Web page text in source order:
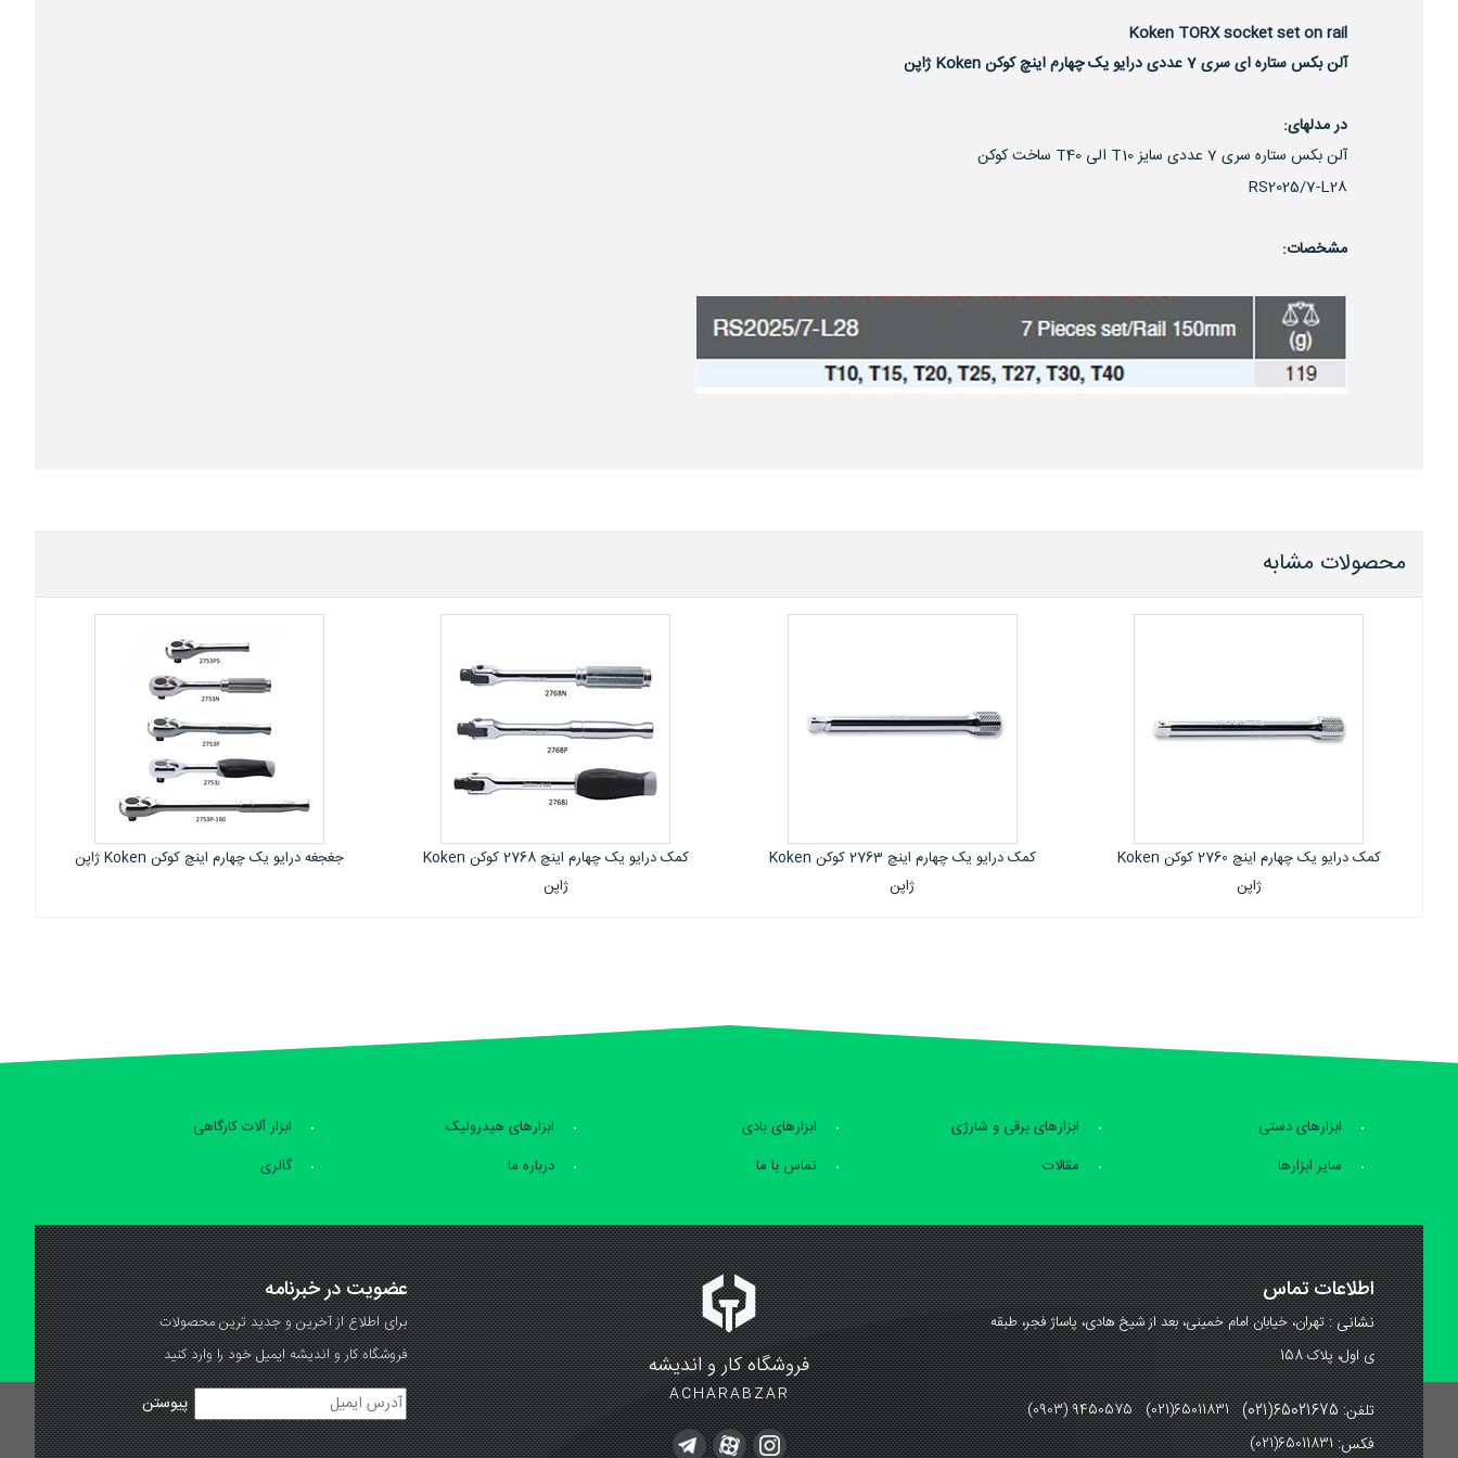
Koken TORX socket set on rail
آلن بکس ستاره ای سری 7 عددی درایو یک چهارم اینچ کوکن Koken ژاپن
در مدلهای:
آلن بکس ستاره سری 7 عددی سایز T10 الی T40 ساخت کوکن
RS2025/7-L28
مشخصات:
محصولات مشابه
جغجغه درایو یک چهارم اینچ کوکن Koken ژاپن
جغجغه درایو یک چهارم اینچ خلاص کن دار
ابزارهای دستی ابزارهای برقی و شارژی ابزارهای بادی ابزارهای هیدرولیک
ابزار آلات کارگاهی
سایر ابزارها
مقالات تماس با ما درباره ما گالری
فروشگاه کار و اندیشه
ACHARABZAR
اطلاعات تماس
نشانی :تهران، خیابان امام خمینی، بعد از شیخ هادی، پاساژ فجر، طبقه
ی اول، پلاک 158
تلفن: 65021675(021) (0903) 9450575 (021)65011831
فکس:(021)65011831
عضویت در خبرنامه
برای اطلاع از آخرین و جدید ترین محصولات
فروشگاه کار و اندیشه ایمیل خود را وارد کنید